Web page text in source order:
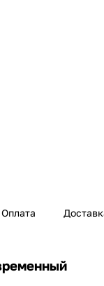
Оплата